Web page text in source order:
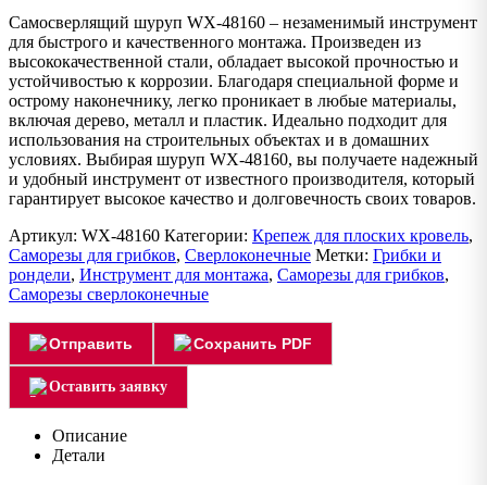
Самосверлящий шуруп WX-48160 – незаменимый инструмент
для быстрого и качественного монтажа. Произведен из
высококачественной стали, обладает высокой прочностью и
устойчивостью к коррозии. Благодаря специальной форме и
острому наконечнику, легко проникает в любые материалы,
включая дерево, металл и пластик. Идеально подходит для
использования на строительных объектах и в домашних
условиях. Выбирая шуруп WX-48160, вы получаете надежный
и удобный инструмент от известного производителя, который
гарантирует высокое качество и долговечность своих товаров.
Артикул: WX-48160 Категории: Крепеж для плоских кровель,
Саморезы для грибков, Сверлоконечные Метки: Грибки и
рондели, Инструмент для монтажа, Саморезы для грибков,
Саморезы сверлоконечные
Отправить Сохранить PDF
Оставить заявку
Описание
Детали